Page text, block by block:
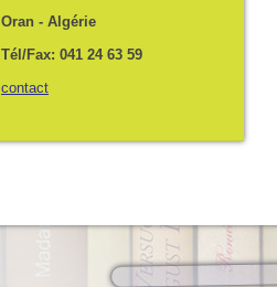
Oran - Algérie
Tél/Fax: 041 24 63 59
contact